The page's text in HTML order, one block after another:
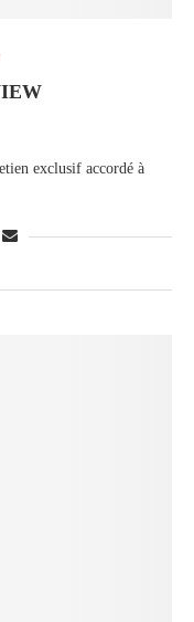
exclusif accordé à